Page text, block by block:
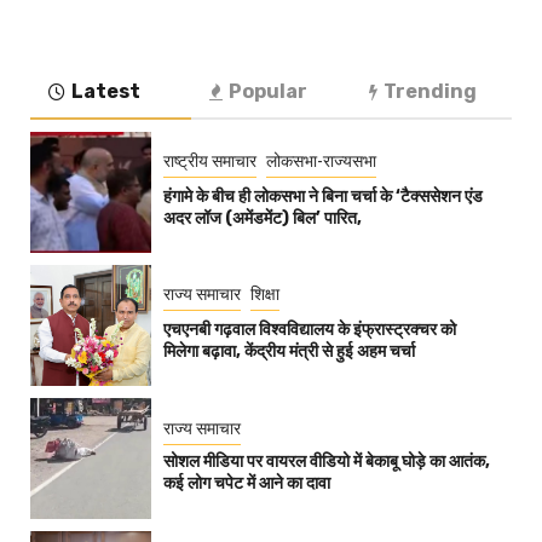
Latest Popular Trending
राष्ट्रीय समाचार लोकसभा-राज्यसभा
हंगामे के बीच ही लोकसभा ने बिना चर्चा के ‘टैक्ससेशन एंड
अदर लॉज (अमेंडमेंट) बिल’ पारित,
राज्य समाचार शिक्षा
एचएनबी गढ़वाल विश्वविद्यालय के इंफ्रास्ट्रक्चर को
मिलेगा बढ़ावा, केंद्रीय मंत्री से हुई अहम चर्चा
राज्य समाचार
सोशल मीडिया पर वायरल वीडियो में बेकाबू घोड़े का आतंक,
कई लोग चपेट में आने का दावा